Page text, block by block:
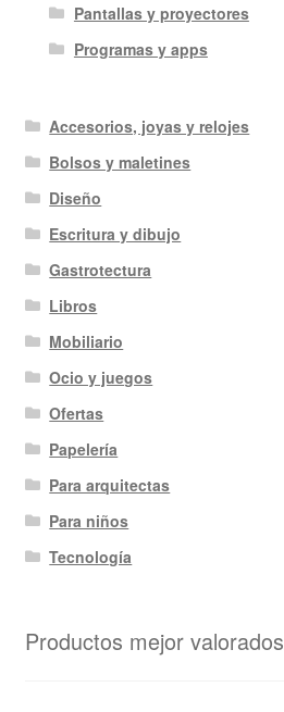
Pantallas y proyectores
Programas y apps
Accesorios, joyas y relojes
Bolsos y maletines
Diseño
Escritura y dibujo
Gastrotectura
Libros
Mobiliario
Ocio y juegos
Ofertas
Papelería
Para arquitectas
Para niños
Tecnología
Productos mejor valorados